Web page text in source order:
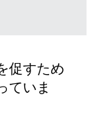
促すため
ていま